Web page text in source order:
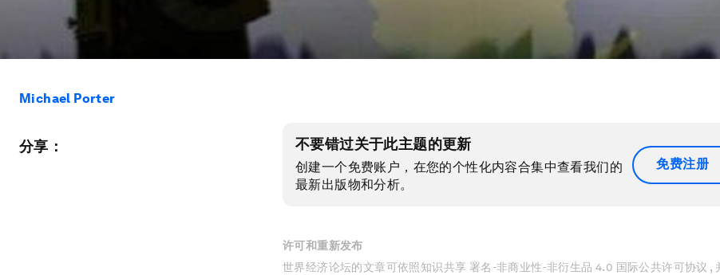
Michael Porter
分享： 不要错过关于此主题的更新
创建一个免费账户，在您的个性化内容合集中查看我们的
最新出版物和分析。
免费注册
许可和重新发布
世界经济论坛的文章可依照知识共享 署名-非商业性-非衍生品 4.0 国际公共许可协议 ,